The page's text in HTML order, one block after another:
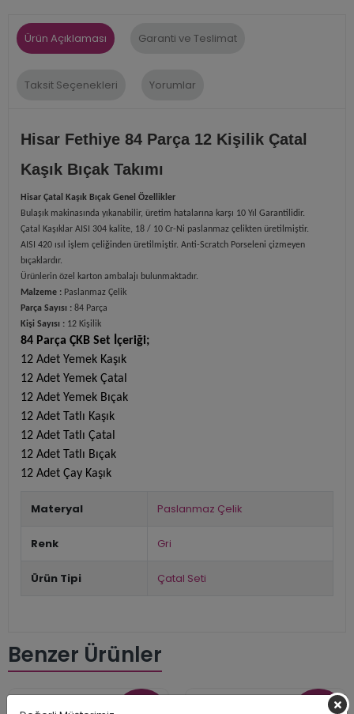
Ürün Açıklaması Garanti ve Teslimat
Taksit Seçenekleri Yorumlar
Hisar Fethiye 84 Parça 12 Kişilik Çatal
Kaşık Bıçak Takımı
Hisar Çatal Kaşık Bıçak Genel Özellikler
Bulaşık makinasında yıkanabilir, üretim hatalarına karşı 10 Yıl Garantilidir.
Çatal Kaşıklar AISI 304 kalite, 18 / 10 Cr-Ni paslanmaz çelikten üretilmiştir.
AISI 420 ısıl işlem çeliğinden üretilmiştir. Anti-Scratch Porseleni çizmeyen
bıçaklardır.
Ürünlerin özel karton ambalajı bulunmaktadır.
Malzeme : Paslanmaz Çelik
Parça Sayısı : 84 Parça
Kişi Sayısı : 12 Kişilik
84 Parça ÇKB Set İçeriği;
12 Adet Yemek Kaşık
12 Adet Yemek Çatal
12 Adet Yemek Bıçak
12 Adet Tatlı Kaşık
12 Adet Tatlı Çatal
12 Adet Tatlı Bıçak
12 Adet Çay Kaşık
Materyal Paslanmaz Çelik
Renk Gri
Ürün Tipi Çatal Seti
Benzer Ürünler
İNDİRİM